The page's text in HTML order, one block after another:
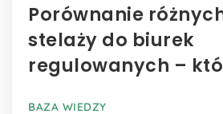
Porównanie
stelaży do biurek
regulowanych –
BAZA WIEDZY